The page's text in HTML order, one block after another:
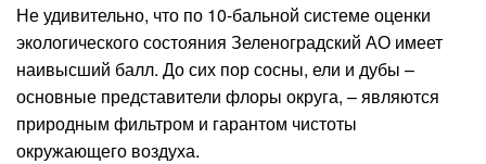
Не удивительно, что по 10-бальной системе оценки
экологического состояния Зеленоградский АО имеет
наивысший балл. До сих пор сосны, ели и дубы –
основные представители флоры округа, – являются
природным фильтром и гарантом чистоты
окружающего воздуха.